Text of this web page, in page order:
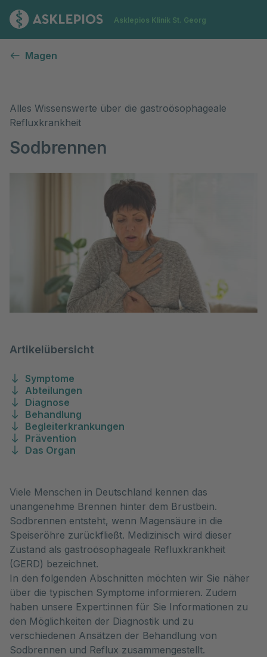
Zur Startseite
Asklepios Klinik St. Georg
Magen
Alles Wissenswerte über die gastroösophageale
Refluxkrankheit
Sodbrennen
Artikelübersicht
Symptome
Abteilungen
Diagnose
Behandlung
Begleiterkrankungen
Prävention
Das Organ
Viele Menschen in Deutschland kennen das
unangenehme Brennen hinter dem Brustbein.
Sodbrennen entsteht, wenn Magensäure in die
Speiseröhre zurückfließt. Medizinisch wird dieser
Zustand als gastroösophageale Refluxkrankheit
(GERD) bezeichnet.
In den folgenden Abschnitten möchten wir Sie näher
über die typischen Symptome informieren. Zudem
haben unsere Expert:innen für Sie Informationen zu
den Möglichkeiten der Diagnostik und zu
verschiedenen Ansätzen der Behandlung von
Sodbrennen und Reflux zusammengestellt.